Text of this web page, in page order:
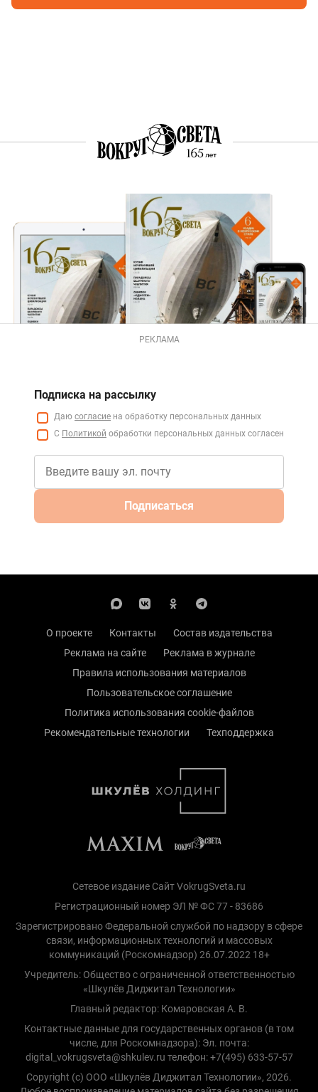
РЕКЛАМА
Подписка на рассылку
Даю согласие на обработку персональных данных
С Политикой обработки персональных данных согласен
Подписаться
О проекте Контакты
Состав издательства
Реклама на сайте
Реклама в журнале
Правила использования материалов
Пользовательское соглашение
Политика использования cookie-файлов
Рекомендательные технологии
Техподдержка
Сетевое издание Сайт VokrugSveta.ru
Регистрационный номер ЭЛ № ФС 77 - 83686
Зарегистрировано Федеральной службой по надзору в сфере
связи, информационных технологий и массовых
коммуникаций (Роскомнадзор) 26.07.2022 18+
Учредитель: Общество с ограниченной ответственностью
«Шкулёв Диджитал Технологии»
Главный редактор: Комаровская А. В.
Контактные данные для государственных органов (в том
числе, для Роскомнадзора): Эл. почта:
digital_vokrugsveta@shkulev.ru телефон: +7(495) 633-57-57
Copyright (с) ООО «Шкулёв Диджитал Технологии», 2026.